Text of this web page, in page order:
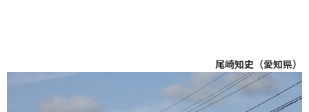
尾崎知史（愛知県）